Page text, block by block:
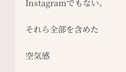
Instagramでもない。
それら全部を含めた
空気感